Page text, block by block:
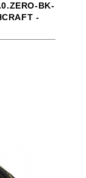
BK-
-